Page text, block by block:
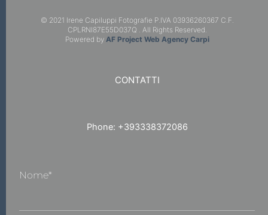
© 2021 Irene Capiluppi Fotografie P.IVA 03936260367 C.F.
CPLRNI87E55D037Q . All Rights Reserved.
Powered by AF Project Web Agency Carpi
CONTATTI
Phone: +393338372086
Nome*